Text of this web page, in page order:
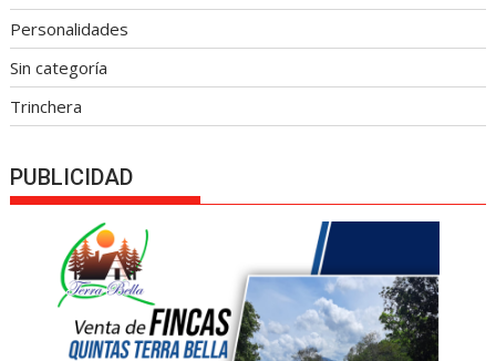
Personalidades
Sin categoría
Trinchera
PUBLICIDAD